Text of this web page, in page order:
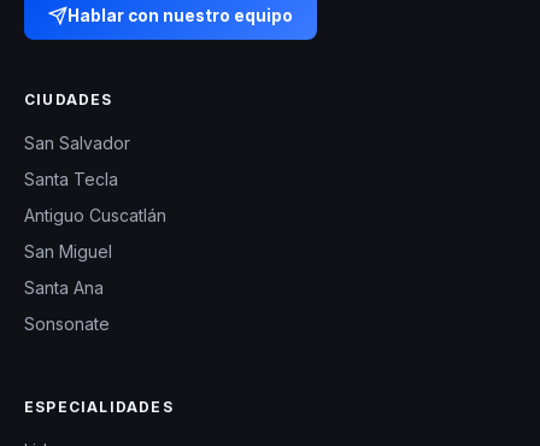
Hablar con nuestro equipo
CIUDADES
San Salvador
Santa Tecla
Antiguo Cuscatlán
San Miguel
Santa Ana
Sonsonate
ESPECIALIDADES